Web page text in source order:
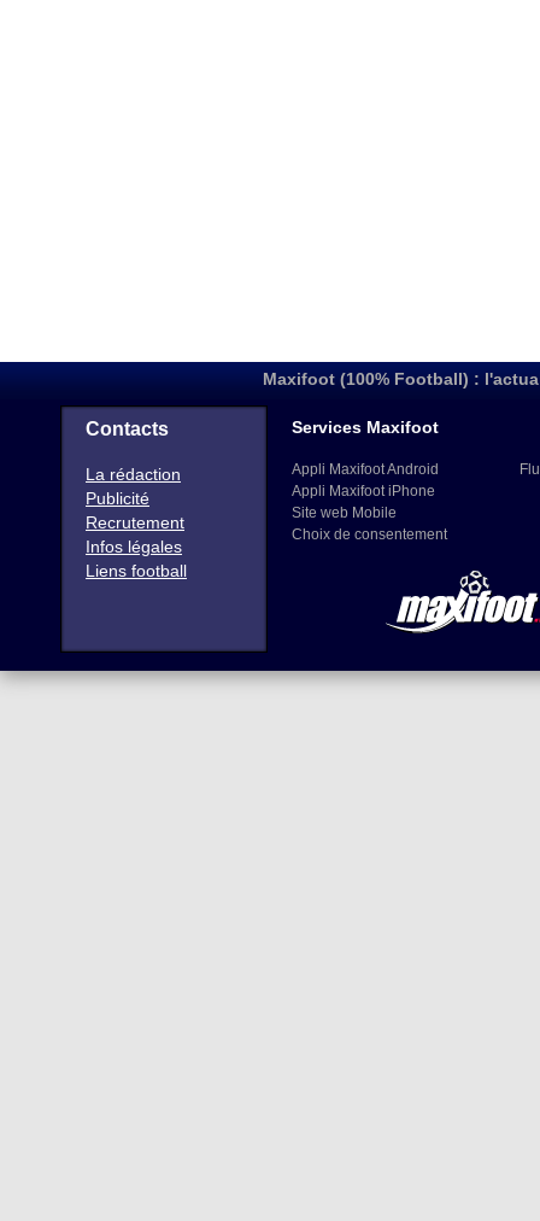
Maxifoot (100% Football) :
Contacts
La rédaction
Publicité
Recrutement
Infos légales
Liens football
Services Maxifoot
Appli Maxifoot Android
Appli Maxifoot iPhone
Site web Mobile
Choix de consentement